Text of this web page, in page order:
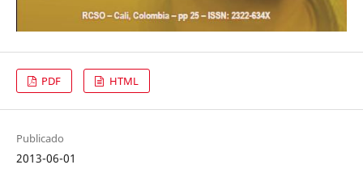
PDF HTML
Publicado
2013-06-01